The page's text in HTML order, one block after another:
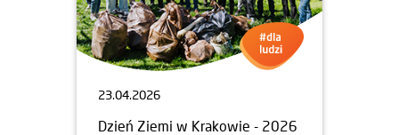
23.04.2026
Dzień Ziemi w Krakowie - 2026